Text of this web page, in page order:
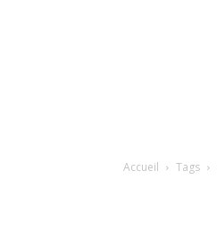
Accueil Tags